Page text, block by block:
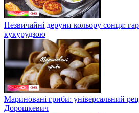
Незвичайні деруни кольору сонця:
кукурудзою
Мариновані гриби: універсальний
Дорошкевич